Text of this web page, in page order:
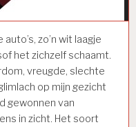
zo’n wit laagje
het zichzelf schaamt.
vreugde, slechte
op mijn gezicht
gewonnen van
in zicht. Het soort